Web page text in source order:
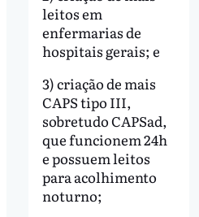
leitos em
enfermarias de
hospitais gerais; e
3) criação de mais
CAPS tipo III,
sobretudo CAPSad,
que funcionem 24h
e possuem leitos
para acolhimento
noturno;